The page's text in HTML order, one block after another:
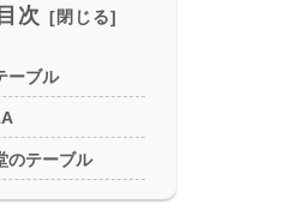
目次
ーブル
のテーブル